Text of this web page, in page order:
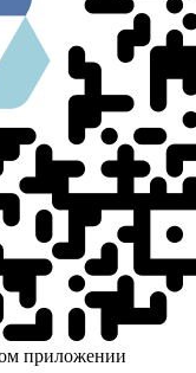
приложении